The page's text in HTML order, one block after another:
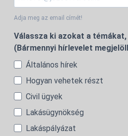
Adja meg az email címét!
Válassza ki azokat a
(Bármennyi hírlevelet
Általános hírek
Hogyan vehetek részt
Civil ügyek
Lakásügynökség
Lakáspályázat